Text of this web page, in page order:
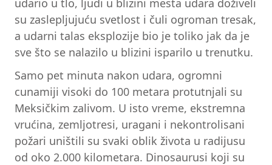
su zaslepljujuću svetlost i čuli ogroman tresak,
a udarni talas eksplozije bio je toliko jak da je
sve što se nalazilo u blizini isparilo u trenutku.
Samo pet minuta nakon udara, ogromni
cunamiji visoki do 100 metara protutnjali su
Meksičkim zalivom. U isto vreme, ekstremna
vrućina, zemljotresi, uragani i nekontrolisani
požari uništili su svaki oblik života u radijusu
od oko 2.000 kilometara. Dinosaurusi koji su